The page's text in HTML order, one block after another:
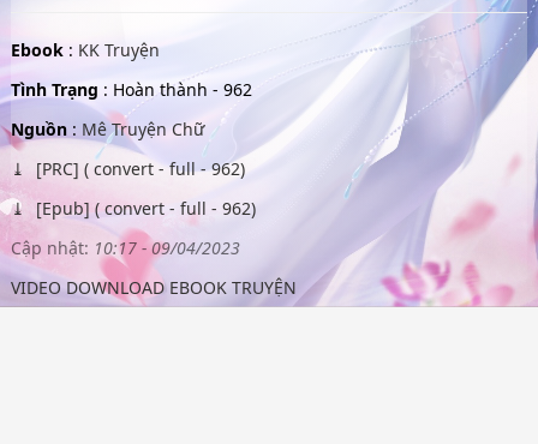
Ebook : KK Truyện
Tình Trạng : Hoàn thành - 962
Nguồn: Mê Truyện Chữ
[PRC] ( convert - full - 962)
[Epub] ( convert - full - 962)
Cập nhật: 10:17 - 09/04/2023
VIDEO DOWNLOAD EBOOK TRUYỆN